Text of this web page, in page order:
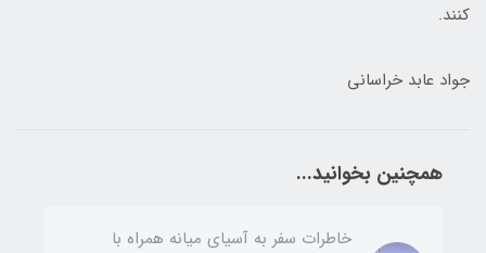
کنند.
جواد عابد خراسانی
همچنین بخوانید...
خاطرات سفر به آسیای میانه همراه با